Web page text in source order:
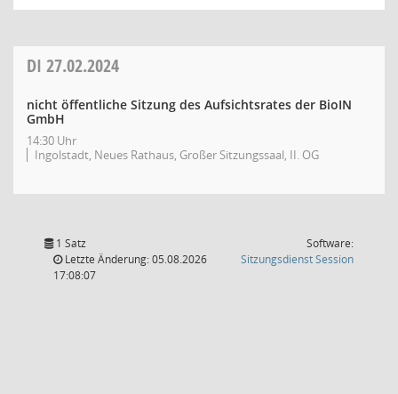
DI 27.02.2024
nicht öffentliche Sitzung des Aufsichtsrates der BioIN
GmbH
14:30 Uhr
Ingolstadt, Neues Rathaus, Großer Sitzungssaal, II. OG
1 Satz
Letzte Änderung: 05.08.2026
17:08:07
Software:
SitzungsdienstSession(Wird in